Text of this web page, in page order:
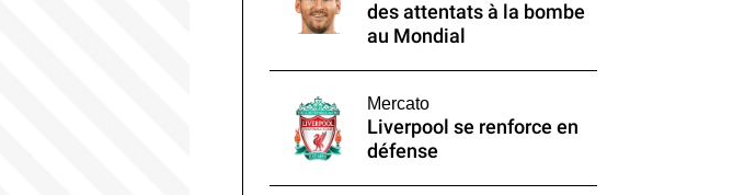
des attentats à la bombe
au Mondial
Mercato
Liverpool se renforce en
défense